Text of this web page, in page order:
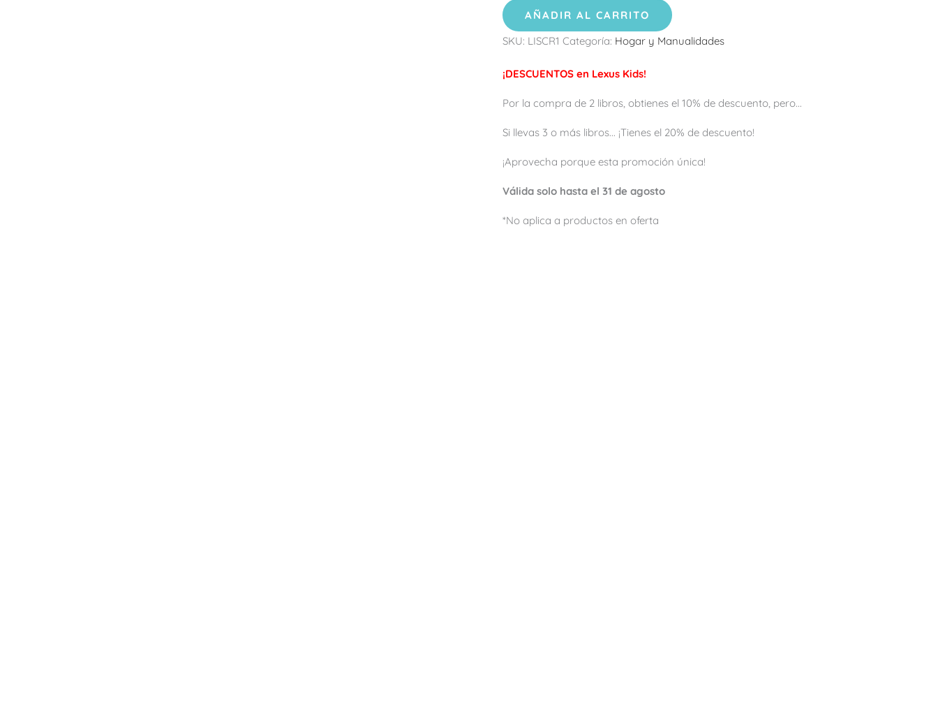
AÑADIR AL CARRITO
SKU: LISCR1 Categoría: Hogar y Manualidades
¡DESCUENTOS en Lexus Kids!
Por la compra de 2 libros, obtienes el 10% de descuento, pero...
Si llevas 3 o más libros... ¡Tienes el 20% de descuento!
¡Aprovecha porque esta promoción única!
Válida solo hasta el 31 de agosto
*No aplica a productos en oferta